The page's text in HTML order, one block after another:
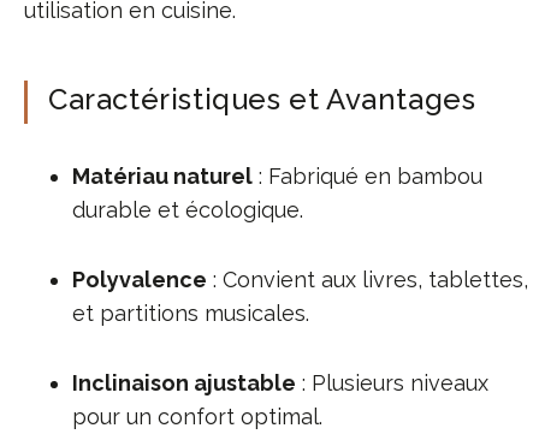
utilisation en cuisine.
Caractéristiques et Avantages
Matériau naturel : Fabriqué en bambou
durable et écologique.
Polyvalence : Convient aux livres, tablettes,
et partitions musicales.
Inclinaison ajustable : Plusieurs niveaux
pour un confort optimal.